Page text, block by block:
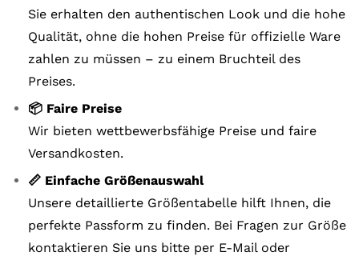
Sie erhalten den authentischen Look und die hohe
Qualität, ohne die hohen Preise für offizielle Ware
zahlen zu müssen – zu einem Bruchteil des
Preises.
📦 Faire Preise
Wir bieten wettbewerbsfähige Preise und faire
Versandkosten.
📏 Einfache Größenauswahl
Unsere detaillierte Größentabelle hilft Ihnen, die
perfekte Passform zu finden. Bei Fragen zur Größe
kontaktieren Sie uns bitte per E-Mail oder